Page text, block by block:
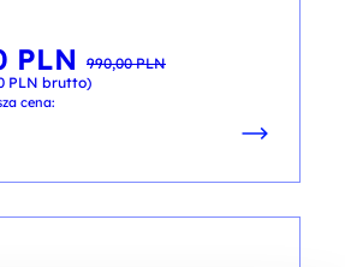
990,00PLN
PLN
PLN brutto)
cena: